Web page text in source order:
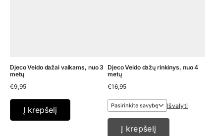
Djeco Veido dažai vaikams, nuo 3
metų
€9,95
Į krepšelį
Djeco Veido dažų rinkinys, nuo 4
metų
€16,95
Išvalyti
Į krepšelį